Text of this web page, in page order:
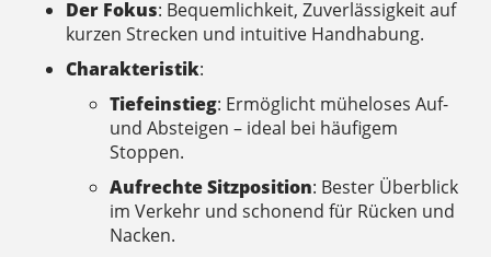
Der Fokus: Bequemlichkeit, Zuverlässigkeit auf
kurzen Strecken und intuitive Handhabung.
Charakteristik:
Tiefeinstieg: Ermöglicht müheloses Auf-
und Absteigen – ideal bei häufigem
Stoppen.
Aufrechte Sitzposition: Bester Überblick
im Verkehr und schonend für Rücken und
Nacken.